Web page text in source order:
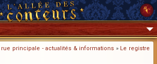
rue principale - actualités & informations » Le registre